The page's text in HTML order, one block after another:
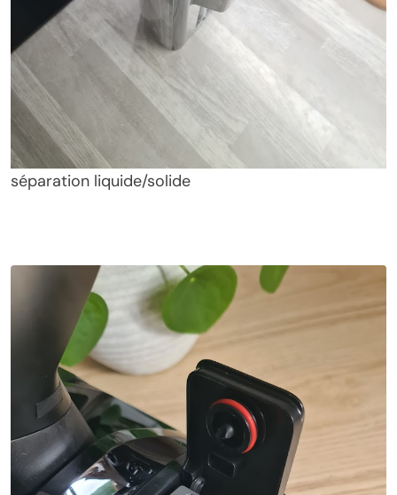
séparation liquide/solide